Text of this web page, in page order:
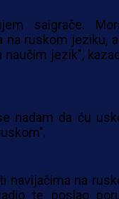
saigrače.
na ruskom jeziku,
jezik",
nadam da ću
navijačima na
te poslao